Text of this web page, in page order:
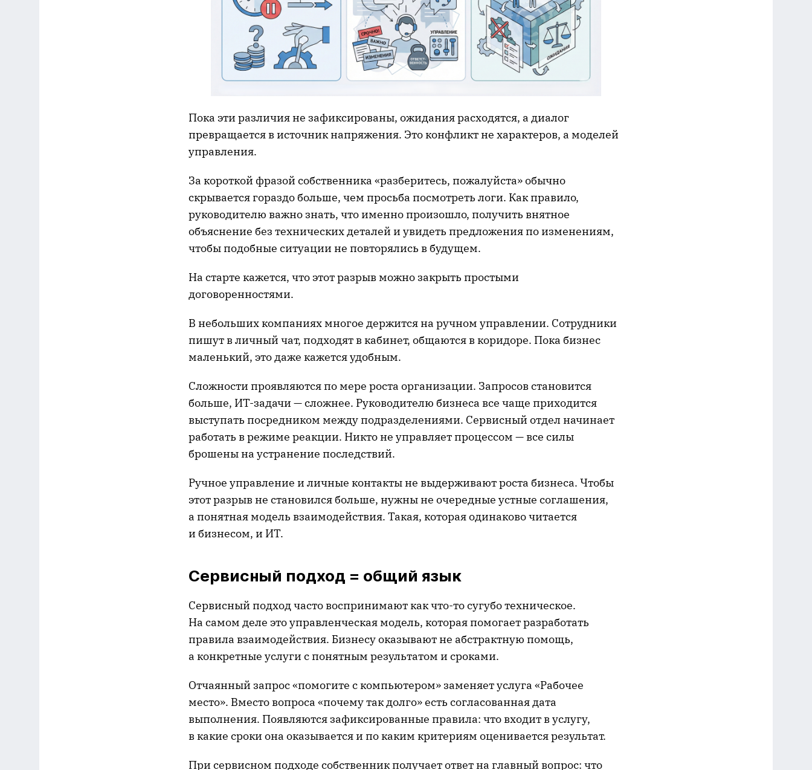
Пока эти различия не зафиксированы, ожидания расходятся, а диалог
превращается в источник напряжения. Это конфликт не характеров, а моделей
управления.
За короткой фразой собственника «разберитесь, пожалуйста» обычно
скрывается гораздо больше, чем просьба посмотреть логи. Как правило,
руководителю важно знать, что именно произошло, получить внятное
объяснение без технических деталей и увидеть предложения по изменениям,
чтобы подобные ситуации не повторялись в будущем.
На старте кажется, что этот разрыв можно закрыть простыми
договоренностями.
В небольших компаниях многое держится на ручном управлении. Сотрудники
пишут в личный чат, подходят в кабинет, общаются в коридоре. Пока бизнес
маленький, это даже кажется удобным.
Сложности проявляются по мере роста организации. Запросов становится
больше, ИТ-задачи — сложнее. Руководителю бизнеса все чаще приходится
выступать посредником между подразделениями. Сервисный отдел начинает
работать в режиме реакции. Никто не управляет процессом — все силы
брошены на устранение последствий.
Ручное управление и личные контакты не выдерживают роста бизнеса. Чтобы
этот разрыв не становился больше, нужны не очередные устные соглашения,
а понятная модель взаимодействия. Такая, которая одинаково читается
и бизнесом, и ИТ.
Сервисный подход = общий язык
Сервисный подход часто воспринимают как что-то сугубо техническое.
На самом деле это управленческая модель, которая помогает разработать
правила взаимодействия. Бизнесу оказывают не абстрактную помощь,
а конкретные услуги с понятным результатом и сроками.
Отчаянный запрос «помогите с компьютером» заменяет услуга «Рабочее
место». Вместо вопроса «почему так долго» есть согласованная дата
выполнения. Появляются зафиксированные правила: что входит в услугу,
в какие сроки она оказывается и по каким критериям оценивается результат.
При сервисном подходе собственник получает ответ на главный вопрос: что